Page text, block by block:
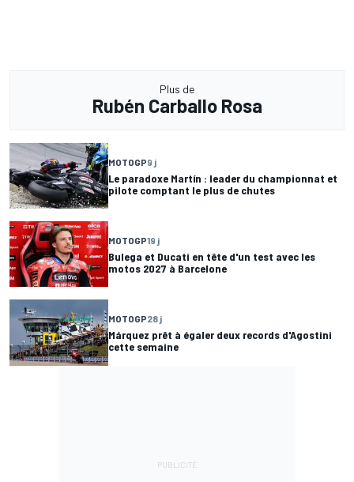
Plus de
Rubén Carballo Rosa
MOTOGP9 j
Le paradoxe Martín : leader du championnat et
pilote comptant le plus de chutes
MOTOGP19 j
Bulega et Ducati en tête d'un test avec les
motos 2027 à Barcelone
MOTOGP28 j
Márquez prêt à égaler deux records d'Agostini
cette semaine